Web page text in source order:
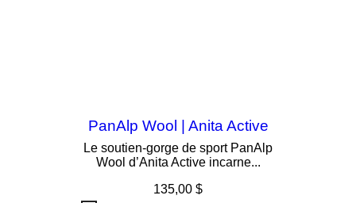
PanAlp Wool | Anita Active
Le soutien-gorge de sport PanAlp
Wool d’Anita Active incarne...
Prix
135,00 $